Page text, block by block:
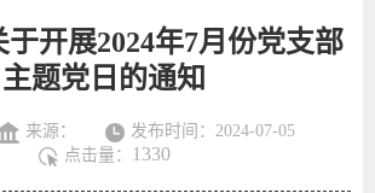
开展2024年7月份党支部
主题党日的通知
来源：
发布时间：2024-07-05
点击量：
1330